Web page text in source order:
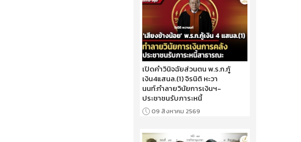
เปิดคำวินิจฉัยส่วนตน พ.ร.ก.กู้
เงิน4แสนล.(1) จิรนิติ หะวา
นนท์:ทำลายวินัยการเงินฯ-
ประชาชนรับภาระหนี้
09 สิงหาคม 2569